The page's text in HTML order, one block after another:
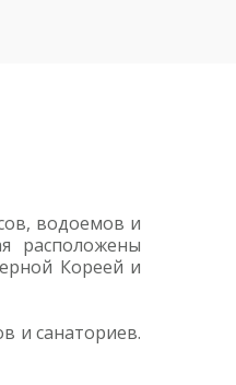
водоемов и
расположены
Кореей и
и санаториев.